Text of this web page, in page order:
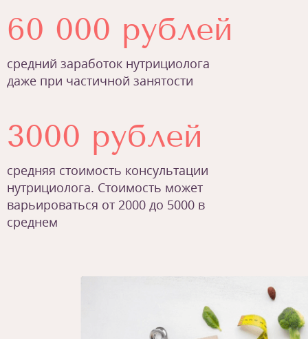
60 000 рублей
средний заработок нутрициолога
даже при частичной занятости
3000 рублей
средняя стоимость консультации
нутрициолога. Стоимость может
варьироваться от 2000 до 5000 в
среднем